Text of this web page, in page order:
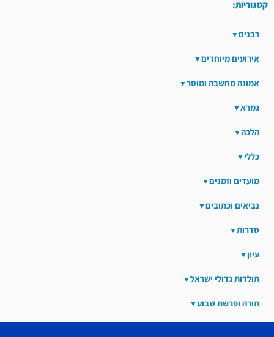
קטגוריות:
רבנים
אירועים מיוחדים
אמונה מחשבה ומוסר
גמרא
הלכה
כללי
מועדים וזמנים
נביאים וכתובים
סדרות
עיון
תולדות גדולי ישראל
תורה ופרשת שבוע